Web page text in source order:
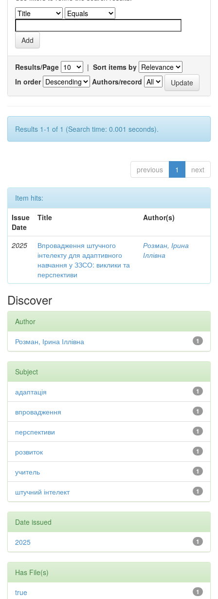
Results/Page | Sort items by
In order
Authors/record
Results 1-1 of 1 (Search time: 0.001 seconds).
previous 1 next
Item hits:
Issue
Date
Title Author(s)
2025
Впровадження штучного
інтелекту для адаптивного
навчання у ЗЗСО: виклики та
перспективи
Розман, Ірина
Іллівна
Discover
Author
1
Розман, Ірина Іллівна
Subject
1
адаптація
1
впровадження
1
перспективи
1
розвиток
1
учитель
1
штучний інтелект
Date issued
1
2025
Has File(s)
1
true